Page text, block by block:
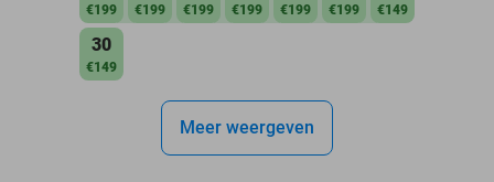
€199 €199 €199 €199 €199 €199 €149
30
€149
Meer weergeven